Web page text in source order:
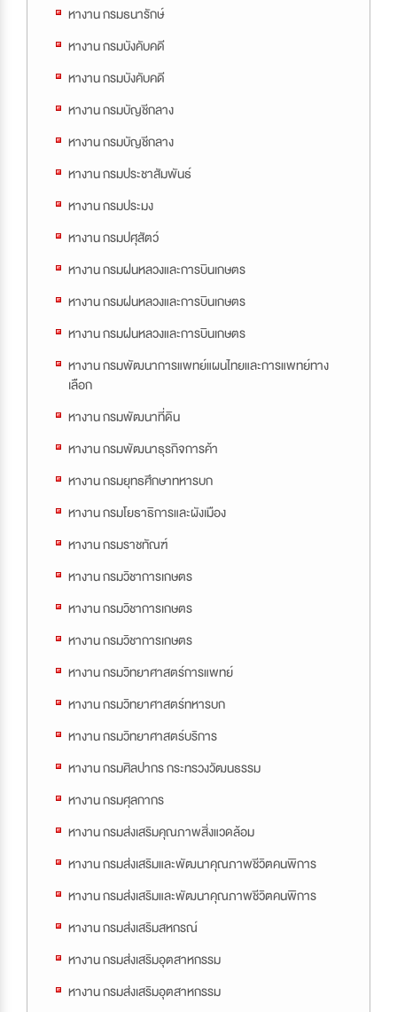
หางาน กรมธนารักษ์
หางาน กรมบังคับคดี
หางาน กรมบังคับคดี
หางาน กรมบัญชีกลาง
หางาน กรมบัญชีกลาง
หางาน กรมประชาสัมพันธ์
หางาน กรมประมง
หางาน กรมปศุสัตว์
หางาน กรมฝนหลวงและการบินเกษตร
หางาน กรมฝนหลวงและการบินเกษตร
หางาน กรมฝนหลวงและการบินเกษตร
หางาน กรมพัฒนาการแพทย์แผนไทยและการแพทย์ทาง
เลือก
หางาน กรมพัฒนาที่ดิน
หางาน กรมพัฒนาธุรกิจการค้า
หางาน กรมยุทธศึกษาทหารบก
หางาน กรมโยธาธิการและผังเมือง
หางาน กรมราชทัณฑ์
หางาน กรมวิชาการเกษตร
หางาน กรมวิชาการเกษตร
หางาน กรมวิชาการเกษตร
หางาน กรมวิทยาศาสตร์การแพทย์
หางาน กรมวิทยาศาสตร์ทหารบก
หางาน กรมวิทยาศาสตร์บริการ
หางาน กรมศิลปากร กระทรวงวัฒนธรรม
หางาน กรมศุลกากร
หางาน กรมส่งเสริมคุณภาพสิ่งแวดล้อม
หางาน กรมส่งเสริมและพัฒนาคุณภาพชีวิตคนพิการ
หางาน กรมส่งเสริมและพัฒนาคุณภาพชีวิตคนพิการ
หางาน กรมส่งเสริมสหกรณ์
หางาน กรมส่งเสริมอุตสาหกรรม
หางาน กรมส่งเสริมอุตสาหกรรม